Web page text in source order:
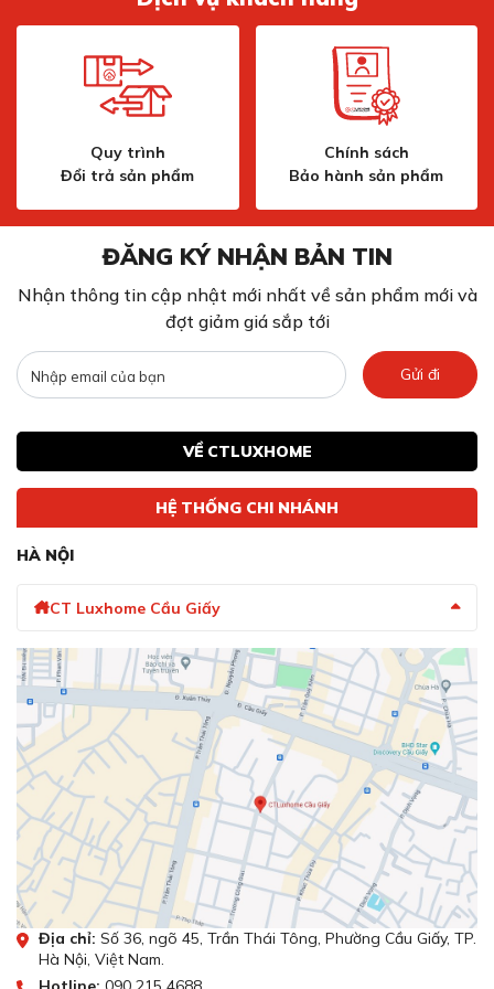
Chức năng gia nhiệt nhanh Rapid Heating
giúp làm nóng lò nhanh chóng
Bạn có thể rút ngắn thời gian làm nóng lò với nhiệt độ
từ 100°C trở lên bằng chức năng Rapid Heating.
Có thể sử dụng chức năng gia nhiệt nhanh cho các
chương trình sau đây:
3D hot air (Nướng đa chiều)
Top/bottom heating (Nướng trên/dưới)
Chức năng gia nhiệt nhanh Rapid Heating giúp làm
bạn cần thực hiện các bước sau:
Bước 1:Xoay núm vặn bên trái sang chế độ Rapid
Heating
Bước 2:Xoay núm bên phải để chọn nhiệt độ mong
muốn (Trên 100°C)
Bước 3:
Khi âm báo phát ra, xoay núm bên trái để
chọn phương pháp nướng.
Bước 4:Đặt thực phẩm vào trong khoang lò.
Lưu ý:
Không đặt thực phẩm vào trong lò khi chưa kết thúc
chế độ gia nhiệt nhanh
Không cài đặt thời gian nấu cho đến khi chế độ gia
Quy trình
Đổi trả sản phẩm
Chính sách
Bảo hành sản phẩm
ĐĂNG KÝ NHẬN BẢN TIN
Nhận thông tin cập nhật mới nhất về sản phẩm mới và
đợt giảm giá sắp tới
Gửi đi
VỀ CTLUXHOME
HỆ THỐNG CHI NHÁNH
HÀ NỘI
CT Luxhome Cầu Giấy
Địa chỉ: Số 36, ngõ 45, Trần Thái Tông, Phường Cầu Giấy, TP.
Hà Nội, Việt Nam.